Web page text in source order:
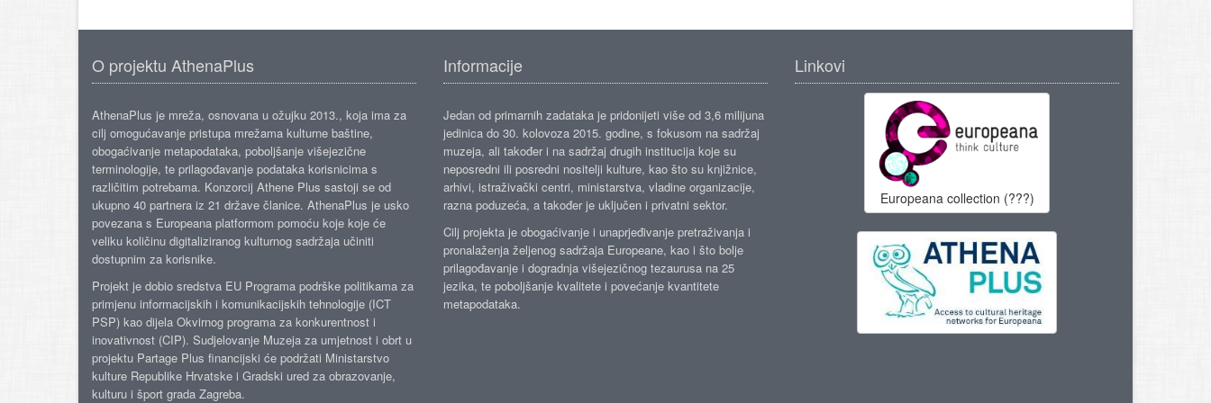
O projektu AthenaPlus
AthenaPlus je mreža, osnovana u ožujku 2013., koja ima za
cilj omogućavanje pristupa mrežama kulturne baštine,
obogaćivanje metapodataka, poboljšanje višejezične
terminologije, te prilagođavanje podataka korisnicima s
različitim potrebama. Konzorcij Athene Plus sastoji se od
ukupno 40 partnera iz 21 države članice. AthenaPlus je usko
povezana s Europeana platformom pomoću koje koje će
veliku količinu digitaliziranog kulturnog sadržaja učiniti
dostupnim za korisnike.
Projekt je dobio sredstva EU Programa podrške politikama za
primjenu informacijskih i komunikacijskih tehnologije (ICT
PSP) kao dijela Okvirnog programa za konkurentnost i
inovativnost (CIP). Sudjelovanje Muzeja za umjetnost i obrt u
projektu Partage Plus financijski će podržati Ministarstvo
kulture Republike Hrvatske i Gradski ured za obrazovanje,
kulturu i šport grada Zagreba.
Informacije
Jedan od primarnih zadataka je pridonijeti više od 3,6 milijuna
jedinica do 30. kolovoza 2015. godine, s fokusom na sadržaj
muzeja, ali također i na sadržaj drugih institucija koje su
neposredni ili posredni nositelji kulture, kao što su knjižnice,
arhivi, istraživački centri, ministarstva, vladine organizacije,
razna poduzeća, a također je uključen i privatni sektor.
Cilj projekta je obogaćivanje i unaprjeđivanje pretraživanja i
pronalaženja željenog sadržaja Europeane, kao i što bolje
prilagođavanje i dogradnja višejezičnog tezaurusa na 25
jezika, te poboljšanje kvalitete i povećanje kvantitete
metapodataka.
Linkovi
Europeana collection (???)